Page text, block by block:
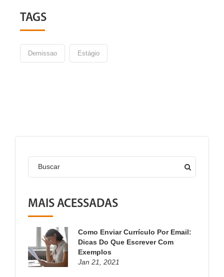
TAGS
Demissao Estágio
Buscar
MAIS ACESSADAS
Como Enviar Currículo Por Email:
Dicas Do Que Escrever Com
Exemplos
Jan 21, 2021